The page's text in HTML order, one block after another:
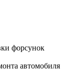
форсунок
автомобиля